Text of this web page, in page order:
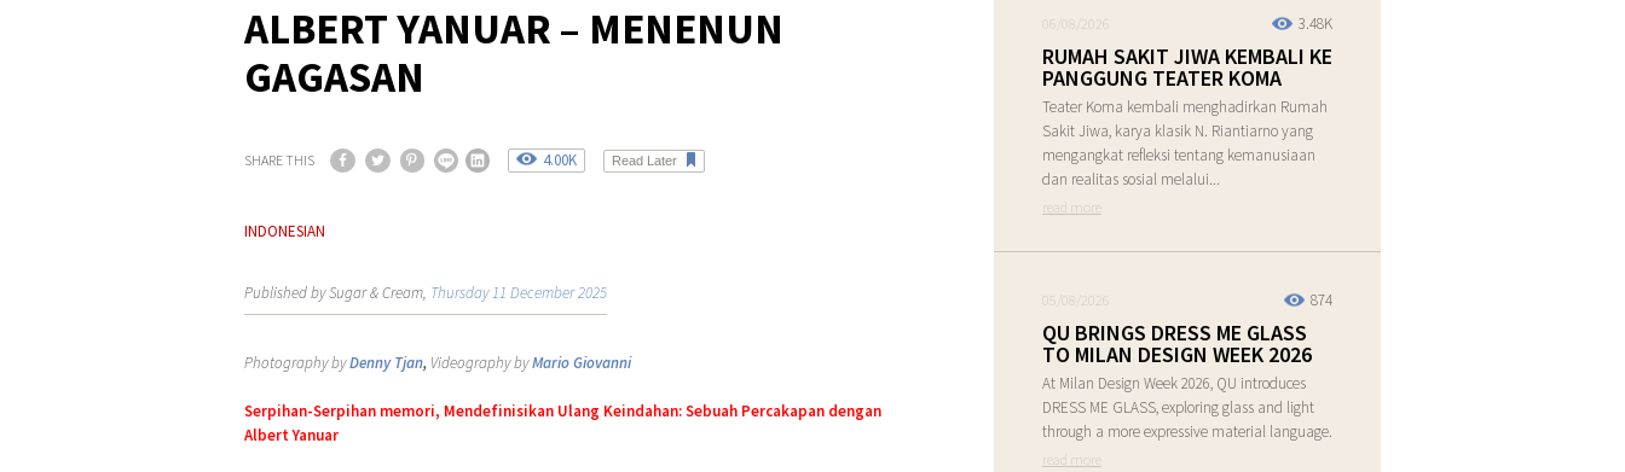
ALBERT YANUAR – MENENUN
GAGASAN
SHARE THIS 4.00K Read Later
INDONESIAN
Published by Sugar & Cream, Thursday 11 December 2025
Photography byDenny Tjan, Videography byMario Giovanni
Serpihan-Serpihan memori, Mendefinisikan Ulang Keindahan: Sebuah Percakapan dengan
Albert Yanuar
3.48K
06/08/2026
RUMAH SAKIT JIWA KEMBALI KE
PANGGUNG TEATER KOMA
Teater Koma kembali menghadirkan Rumah
Sakit Jiwa, karya klasik N. Riantiarno yang
mengangkat refleksi tentang kemanusiaan
dan realitas sosial melalui...
read more
874
05/08/2026
QU BRINGS DRESS ME GLASS
TO MILAN DESIGN WEEK 2026
At Milan Design Week 2026, QU introduces
DRESS ME GLASS, exploring glass and light
through a more expressive material language.
read more